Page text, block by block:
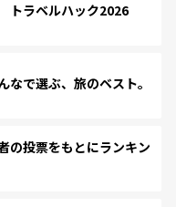
トラベルハック2026
で選ぶ、旅のベスト。
投票をもとにランキン